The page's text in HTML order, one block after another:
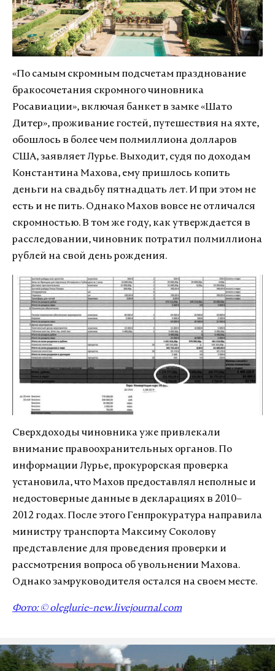
«По самым скромным подсчетам празднование
бракосочетания скромного чиновника
Росавиации», включая банкет в замке «Шато
Дитер», проживание гостей, путешествия на яхте,
обошлось в более чем полмиллиона долларов
США, заявляет Лурье. Выходит, судя по доходам
Константина Махова, ему пришлось копить
деньги на свадьбу пятнадцать лет. И при этом не
есть и не пить. Однако Махов вовсе не отличался
скромностью. В том же году, как утверждается в
расследовании, чиновник потратил полмиллиона
рублей на свой день рождения.
Сверхдоходы чиновника уже привлекали
внимание правоохранительных органов. По
информации Лурье, прокурорская проверка
установила, что Махов предоставлял неполные и
недостоверные данные в декларациях в 2010–
2012 годах. После этого Генпрокуратура направила
министру транспорта Максиму Соколову
представление для проведения проверки и
рассмотрения вопроса об увольнении Махова.
Однако замруководителя остался на своем месте.
Фото: ©oleglurie-new.livejournal.com